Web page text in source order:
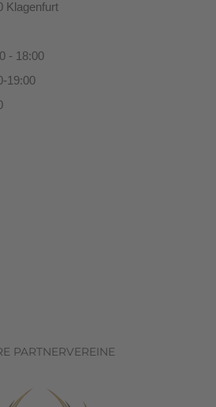
Klagenfurt
- 18:00
19:00
PARTNERVEREINE